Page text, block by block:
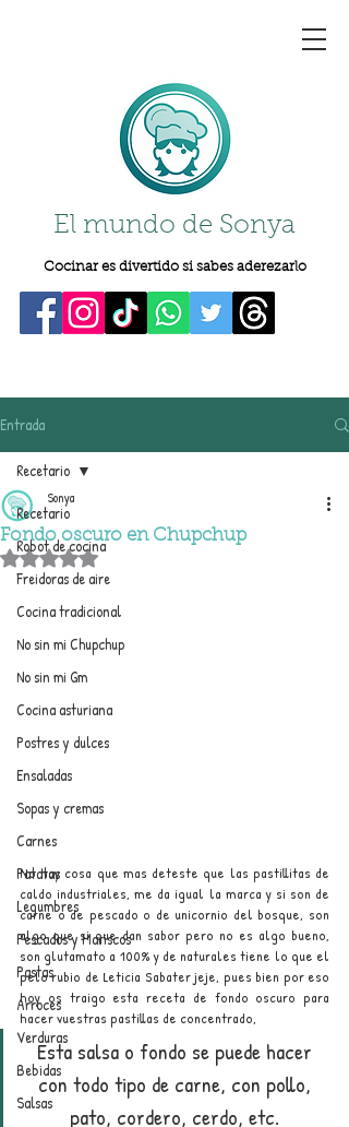
El mundo de Sonya
Cocinar es divertido si sabes aderezarlo
Entrada
Recetario
Robot de cocina
Freidoras de aire
Cocina tradicional
No sin mi Chupchup
No sin mi Gm
Cocina asturiana
Postres y dulces
Ensaladas
Sopas y cremas
Carnes
Patatas
Legumbres
Pescados y Mariscos
Pastas
Arroces
Verduras
Bebidas
Salsas
Recetario
Fondo oscuro en Chupchup
Sonya
Obtuvo NaN de 5 estrellas.
No hay cosa que mas deteste que las pastillitas de
caldo industriales, me da igual la marca y si son de
carne o de pescado o de unicornio del bosque, son
algo que si que dan sabor pero no es algo bueno,
son glutamato a 100% y de naturales tiene lo que el
pelo rubio de Leticia Sabater jeje, pues bien por eso
hoy os traigo esta receta de fondo oscuro para
hacer vuestras pastillas de concentrado,
Esta salsa o fondo se puede hacer
con todo tipo de carne, con pollo,
pato, cordero, cerdo, etc.